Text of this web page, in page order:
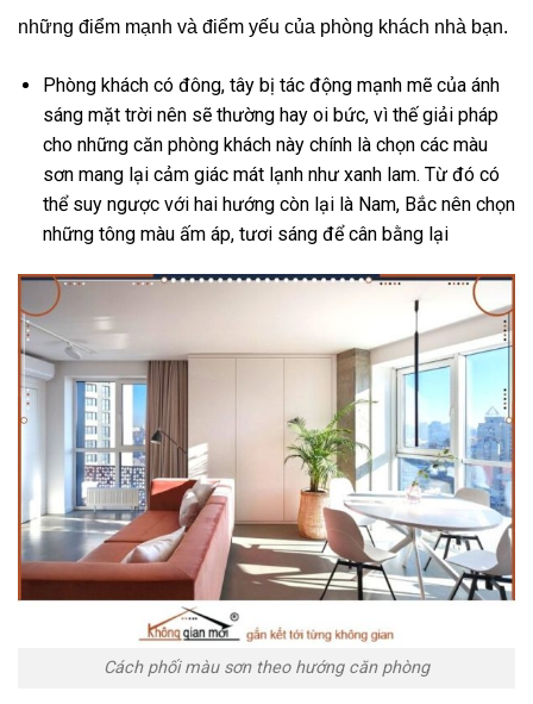
những điểm mạnh và điểm yếu của phòng khách nhà bạn.
Phòng khách có đông, tây bị tác động mạnh mẽ của ánh
sáng mặt trời nên sẽ thường hay oi bức, vì thế giải pháp
cho những căn phòng khách này chính là chọn các màu
sơn mang lại cảm giác mát lạnh như xanh lam. Từ đó có
thể suy ngược với hai hướng còn lại là Nam, Bắc nên chọn
những tông màu ấm áp, tươi sáng để cân bằng lại
Cách phối màu sơn theo hướng căn phòng